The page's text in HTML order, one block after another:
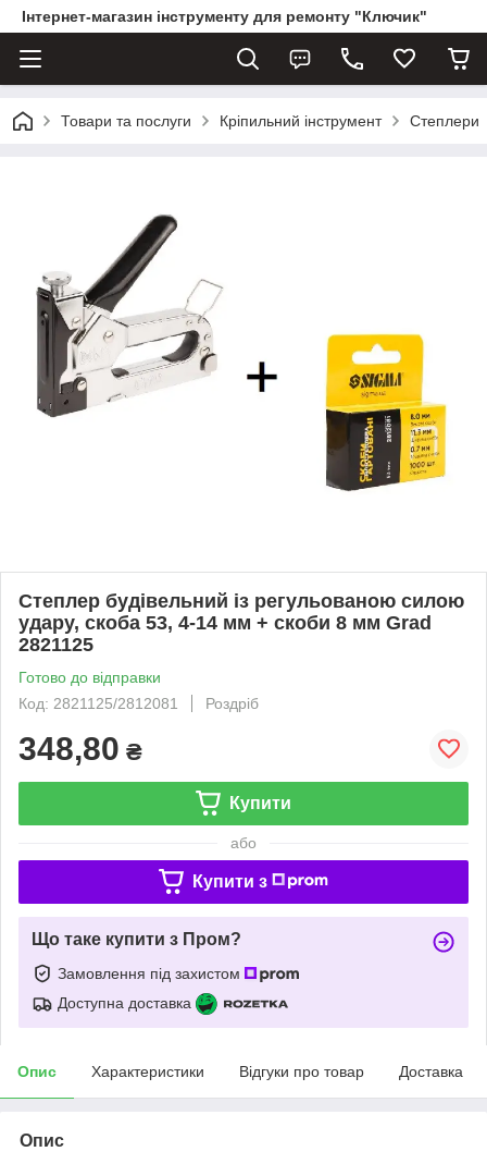
Інтернет-магазин інструменту для ремонту "Ключик"
Товари та послуги Кріпильний інструмент Степлери
Степлер будівельний із регульованою силою
удару, скоба 53, 4-14 мм + скоби 8 мм Grad
2821125
Готово до відправки
Код: 2821125/2812081
Роздріб
348,80 ₴
Купити
або
Купити з
Що таке купити з Пром?
Замовлення під захистом
Доступна доставка
Опис Характеристики Відгуки про товар Доставка
Опис